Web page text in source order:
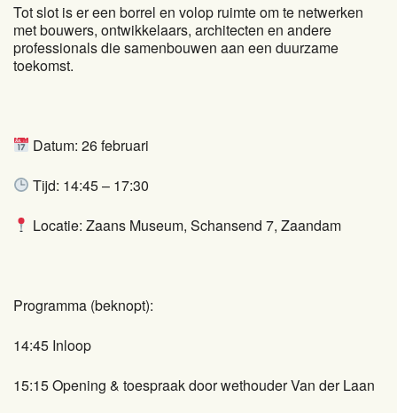
Tot slot is er een borrel en volop ruimte om te netwerken
met bouwers, ontwikkelaars, architecten en andere
professionals die samenbouwen aan een duurzame
toekomst.
Datum: 26 februari
Tijd: 14:45 – 17:30
Locatie: Zaans Museum, Schansend 7, Zaandam
Programma (beknopt):
14:45 Inloop
15:15 Opening & toespraak door wethouder Van der Laan